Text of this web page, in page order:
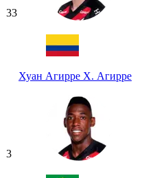
33
Хуан Агирре Х. Агирре
3